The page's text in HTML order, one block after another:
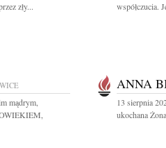
zły...
współczucia.
mądrym,
ANNA
13 sierpnia
ukochana